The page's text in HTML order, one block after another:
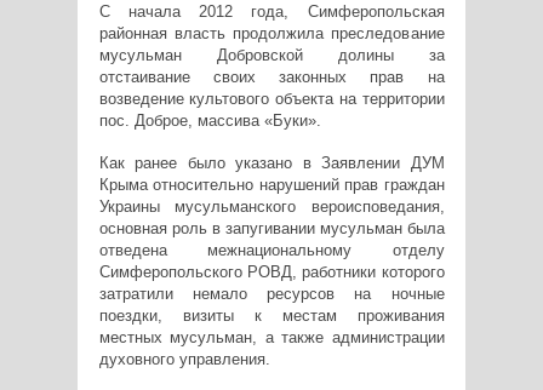
С начала 2012 года, Симферопольская
районная власть продолжила преследование
мусульман Добровской долины за
отстаивание своих законных прав на
возведение культового объекта на территории
пос. Доброе, массива «Буки».
Как ранее было указано в Заявлении ДУМ
Крыма относительно нарушений прав граждан
Украины мусульманского вероисповедания,
основная роль в запугивании мусульман была
отведена межнациональному отделу
Симферопольского РОВД, работники которого
затратили немало ресурсов на ночные
поездки, визиты к местам проживания
местных мусульман, а также администрации
духовного управления.